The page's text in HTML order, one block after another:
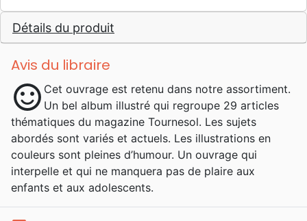
Détails du produit
Avis du libraire
sentiment_satisfied Cet ouvrage est retenu dans notre assortiment.
Un bel album illustré qui regroupe 29 articles
thématiques du magazine Tournesol. Les sujets
abordés sont variés et actuels. Les illustrations en
couleurs sont pleines d’humour. Un ouvrage qui
interpelle et qui ne manquera pas de plaire aux
enfants et aux adolescents.